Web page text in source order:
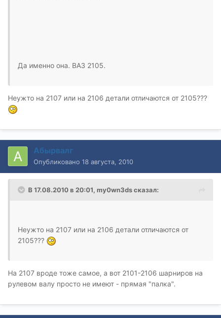
Да именно она. ВАЗ 2105.
Неужто на 2107 или на 2106 детали отличаются от 2105???
Абырвалг
Опубликовано 18 августа, 2010
В 17.08.2010 в 20:01, my0wn3ds сказал:
Неужто на 2107 или на 2106 детали отличаются от
2105???
На 2107 вроде тоже самое, а вот 2101-2106 шарниров на
рулевом валу просто не имеют - прямая "палка".